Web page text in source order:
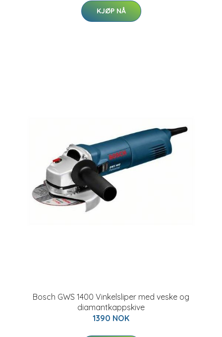
KJØP NÅ
Bosch GWS 1400 Vinkelsliper med veske og
diamantkappskive
1390 NOK